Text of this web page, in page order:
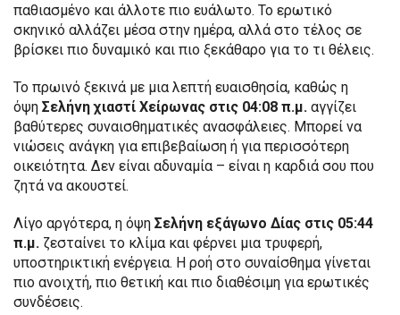
παθιασμένο και άλλοτε πιο ευάλωτο. Το ερωτικό
σκηνικό αλλάζει μέσα στην ημέρα, αλλά στο τέλος σε
βρίσκει πιο δυναμικό και πιο ξεκάθαρο για το τι θέλεις.
Το πρωινό ξεκινά με μια λεπτή ευαισθησία, καθώς η
όψη Σελήνη χιαστί Χείρωνας στις 04:08 π.μ. αγγίζει
βαθύτερες συναισθηματικές ανασφάλειες. Μπορεί να
νιώσεις ανάγκη για επιβεβαίωση ή για περισσότερη
οικειότητα. Δεν είναι αδυναμία – είναι η καρδιά σου που
ζητά να ακουστεί.
Λίγο αργότερα, η όψη Σελήνη εξάγωνο Δίας στις 05:44
π.μ. ζεσταίνει το κλίμα και φέρνει μια τρυφερή,
υποστηρικτική ενέργεια. Η ροή στο συναίσθημα γίνεται
πιο ανοιχτή, πιο θετική και πιο διαθέσιμη για ερωτικές
συνδέσεις.